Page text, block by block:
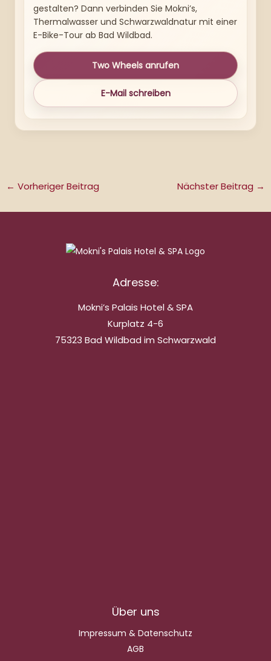
gestalten? Dann verbinden Sie Mokni’s,
Thermalwasser und Schwarzwaldnatur mit einer
E-Bike-Tour ab Bad Wildbad.
Two Wheels anrufen
E-Mail schreiben
← Vorheriger Beitrag Nächster Beitrag →
Adresse:
Mokni’s Palais Hotel & SPA
Kurplatz 4-6
75323 Bad Wildbad im Schwarzwald
Über uns
Impressum & Datenschutz
AGB